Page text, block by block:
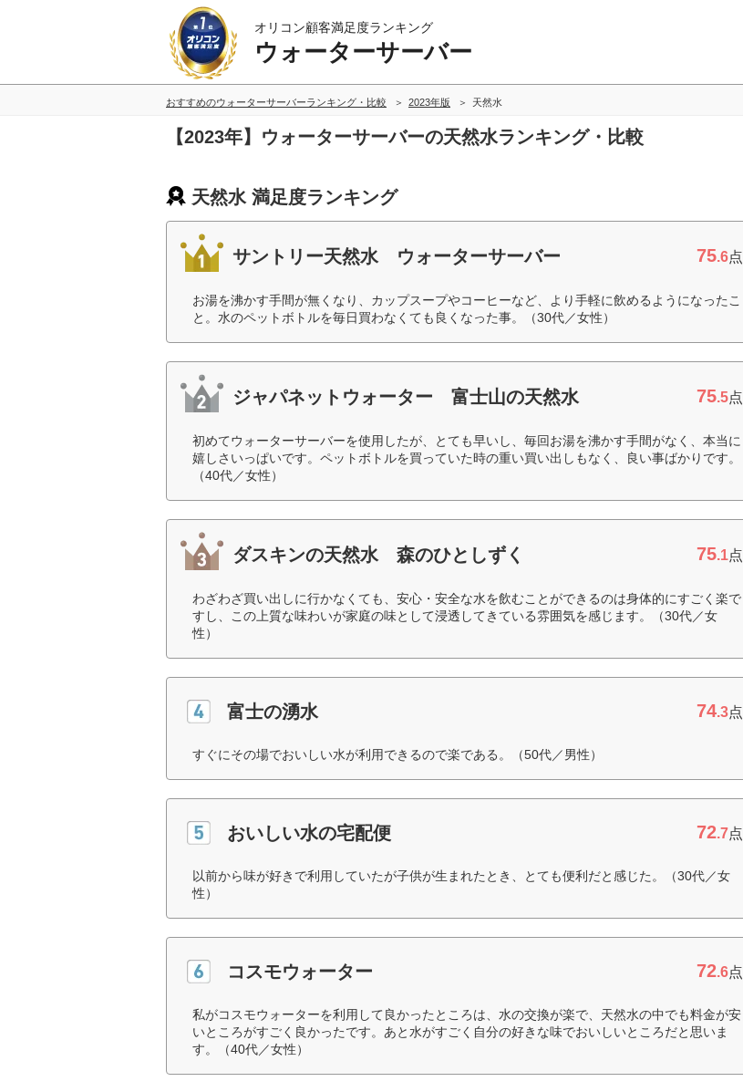
オリコン顧客満足度ランキング
ウォーターサーバー
おすすめのウォーターサーバーランキング・比較 2023年版 天然水
【2023年】ウォーターサーバーの天然水ランキング・比較
天然水 満足度ランキング
サントリー天然水 ウォーターサーバー 75.6点
お湯を沸かす手間が無くなり、カップスープやコーヒーなど、より手軽に飲めるようになったこ
と。水のペットボトルを毎日買わなくても良くなった事。（30代／女性）
ジャパネットウォーター 富士山の天然水 75.5点
初めてウォーターサーバーを使用したが、とても早いし、毎回お湯を沸かす手間がなく、本当に
嬉しさいっぱいです。ペットボトルを買っていた時の重い買い出しもなく、良い事ばかりです。
（40代／女性）
ダスキンの天然水 森のひとしずく 75.1点
わざわざ買い出しに行かなくても、安心・安全な水を飲むことができるのは身体的にすごく楽で
すし、この上質な味わいが家庭の味として浸透してきている雰囲気を感じます。（30代／女
性）
富士の湧水 74.3点
すぐにその場でおいしい水が利用できるので楽である。（50代／男性）
おいしい水の宅配便 72.7点
以前から味が好きで利用していたが子供が生まれたとき、とても便利だと感じた。（30代／女
性）
コスモウォーター 72.6点
私がコスモウォーターを利用して良かったところは、水の交換が楽で、天然水の中でも料金が安
いところがすごく良かったです。あと水がすごく自分の好きな味でおいしいところだと思いま
す。（40代／女性）